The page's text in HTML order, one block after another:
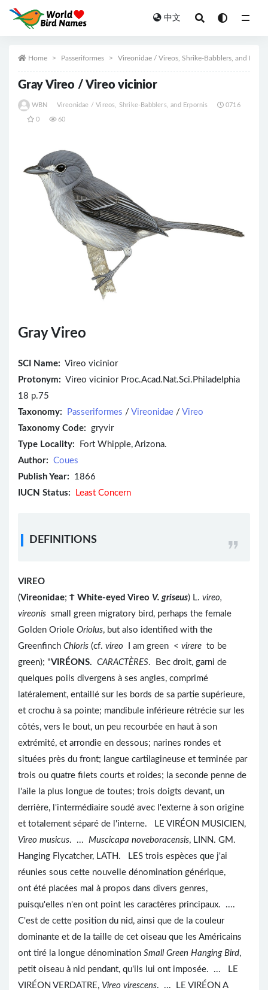
中文
Home Passeriformes Vireonidae / Vireos, Shrike-Babblers, and
Gray Vireo / Vireo vicinior
WBN Vireonidae / Vireos, Shrike-Babblers, and Erpornis 0716
0 60
Gray Vireo
SCI Name: Vireo vicinior
Protonym: Vireo vicinior Proc.Acad.Nat.Sci.Philadelphia
18 p.75
Taxonomy:
Passeriformes / Vireonidae / Vireo
Taxonomy Code: gryvir
Type Locality: Fort Whipple, Arizona.
Author: Coues
Publish Year: 1866
IUCN Status:
Least Concern
DEFINITIONS
VIREO
(Vireonidae; Ϯ White-eyed Vireo V. griseus) L. vireo,
vireonis small green migratory bird, perhaps the female
Golden Oriole Oriolus, but also identified with the
Greenfinch Chloris (cf. vireo I am green < virere to be
green); "VIRÉONS. CARACTÈRES. Bec droit, garni de
quelques poils divergens à ses angles, comprimé
latéralement, entaillé sur les bords de sa partie supérieure,
et crochu à sa pointe; mandibule inférieure rétrécie sur les
côtés, vers le bout, un peu recourbée en haut à son
extrémité, et arrondie en dessous; narines rondes et
situées près du front; langue cartilagineuse et terminée par
trois ou quatre filets courts et roides; la seconde penne de
l'aile la plus longue de toutes; trois doigts devant, un
derrière, l'intermédiaire soudé avec l'externe à son origine
et totalement séparé de l'interne. LE VIRÉON MUSICIEN,
Vireo musicus. ... Muscicapa noveboracensis, LINN. GM.
Hanging Flycatcher, LATH. LES trois espèces que j'ai
réunies sous cette nouvelle dénomination générique,
ont été placées mal à propos dans divers genres,
puisqu'elles n'en ont point les caractères principaux. ....
C'est de cette position du nid, ainsi que de la couleur
dominante et de la taille de cet oiseau que les Américains
ont tiré la longue dénomination Small Green Hanging Bird,
petit oiseau à nid pendant, qu'ils lui ont imposée. ... LE
VIRÉON VERDATRE, Vireo virescens. ... LE VIRÉON A